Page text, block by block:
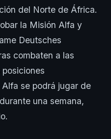
del Norte de África.
la Misión Alfa y
Deutsches
combaten a las
se podrá jugar de
una semana,